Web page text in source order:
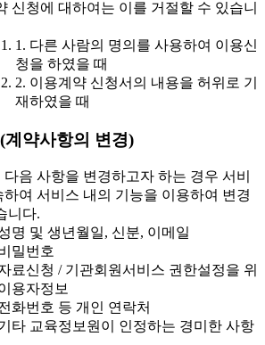
신청에 대하여는 이를 거절할 수 있습니
1. 다른 사람의 명의를 사용하여 이용신
청을 하였을 때
2. 이용계약 신청서의 내용을 허위로 기
재하였을 때
계약사항의 변경)
다음 사항을 변경하고자 하는 경우 서비
하여 서비스 내의 기능을 이용하여 변경
니다.
명 및 생년월일, 신분, 이메일
밀번호
료신청 / 기관회원서비스 권한설정을 위
용자정보
화번호 등 개인 연락처
타 교육정보원이 인정하는 경미한 사항